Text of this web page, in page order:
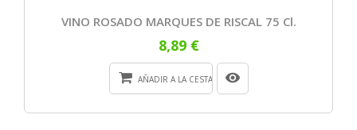
VINO ROSADO MARQUES DE RISCAL 75 Cl.
8,89 €
AÑADIR A LA CESTA